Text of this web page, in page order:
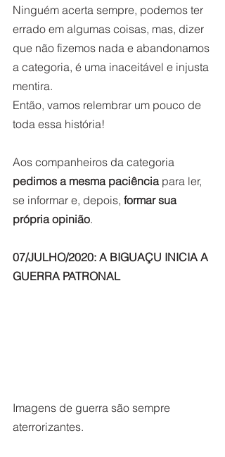
Ninguém acerta sempre, podemos ter
errado em algumas coisas, mas, dizer
que não fizemos nada e abandonamos
a categoria, é uma inaceitável e injusta
mentira.
Então, vamos relembrar um pouco de
toda essa história!
Aos companheiros da categoria
pedimos a mesma paciência para ler,
se informar e, depois, formar sua
própria opinião.
07/JULHO/2020: A BIGUAÇU INICIA A
GUERRA PATRONAL
Imagens de guerra são sempre
aterrorizantes.